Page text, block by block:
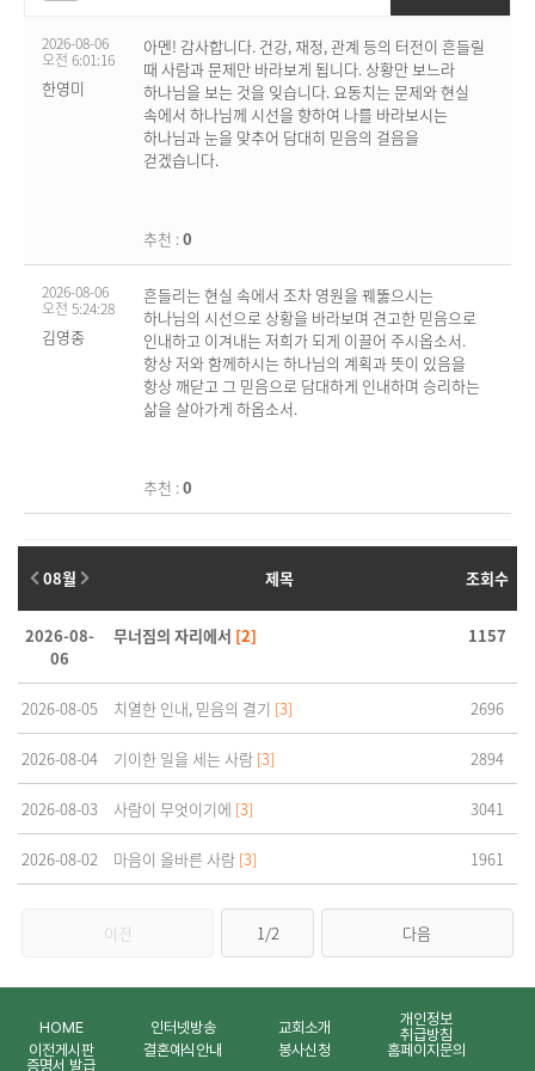
2026-08-06
오전 6:01:16
한영미
아멘! 감사합니다. 건강, 재정, 관계 등의 터전이 흔들릴
때 사람과 문제만 바라보게 됩니다. 상황만 보느라
하나님을 보는 것을 잊습니다. 요동치는 문제와 현실
속에서 하나님께 시선을 향하여 나를 바라보시는
하나님과 눈을 맞추어 담대히 믿음의 걸음을
걷겠습니다.
추천 :0
2026-08-06
오전 5:24:28
김영종
흔들리는 현실 속에서 조차 영원을 꿰뚫으시는
하나님의 시선으로 상황을 바라보며 견고한 믿음으로
인내하고 이겨내는 저희가 되게 이끌어 주시옵소서.
항상 저와 함께하시는 하나님의 계획과 뜻이 있음을
항상 깨닫고 그 믿음으로 담대하게 인내하며 승리하는
삶을 살아가게 하옵소서.
추천 :0
08월 제목 조회수
2026-08-
06
무너짐의 자리에서 [2] 1157
2026-08-05 치열한 인내, 믿음의 결기 [3] 2696
2026-08-04 기이한 일을 세는 사람 [3] 2894
2026-08-03 사람이 무엇이기에 [3] 3041
2026-08-02 마음이 올바른 사람 [3] 1961
이전 1/2 다음
HOME 인터넷방송 교회소개
개인정보
취급방침
이전게시판
결혼예식안내 봉사신청
홈페이지문의
증명서 발급